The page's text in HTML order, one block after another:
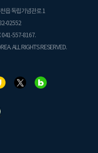
읍 독립기념관로 1
02552
041-557-8167.
ALL RIGHTS RESERVED.